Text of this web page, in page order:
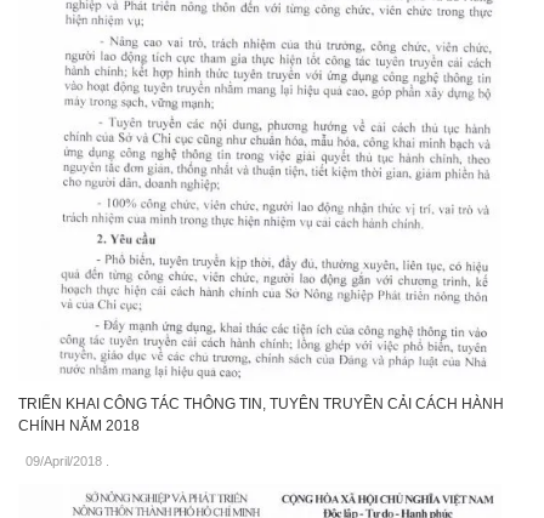
TRIỂN KHAI CÔNG TÁC THÔNG TIN, TUYÊN TRUYỀN CẢI CÁCH HÀNH
CHÍNH NĂM 2018
09/April/2018